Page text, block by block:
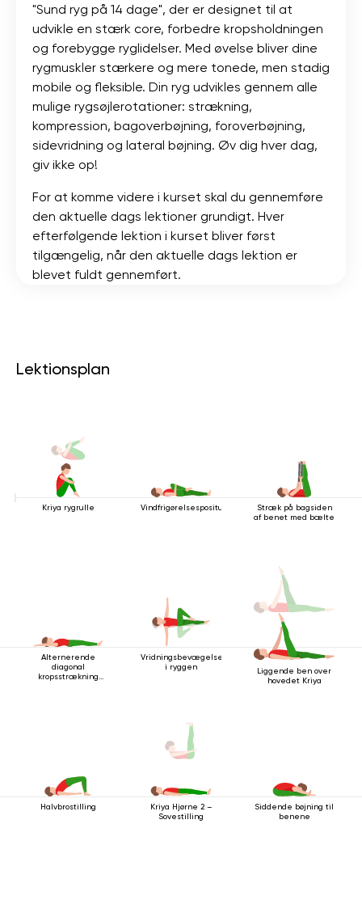
"Sund ryg på 14 dage", der er designet til at
udvikle en stærk core, forbedre kropsholdningen
og forebygge ryglidelser. Med øvelse bliver dine
rygmuskler stærkere og mere tonede, men stadig
mobile og fleksible. Din ryg udvikles gennem alle
mulige rygsøjlerotationer: strækning,
kompression, bagoverbøjning, foroverbøjning,
sidevridning og lateral bøjning. Øv dig hver dag,
giv ikke op!
For at komme videre i kurset skal du gennemføre
den aktuelle dags lektioner grundigt. Hver
efterfølgende lektion i kurset bliver først
tilgængelig, når den aktuelle dags lektion er
blevet fuldt gennemført.
Lektionsplan
Kriya rygrulle Vindfrigørelsespositur
Stræk på bagsiden
af ​​benet med bælte
Alternerende
diagonal
kropsstrækning
Vridningsbevægelse
i ryggen
Liggende ben over
hovedet Kriya
Halvbrostilling
Kriya Hjørne 2 –
Sovestilling
Siddende bøjning til
benene